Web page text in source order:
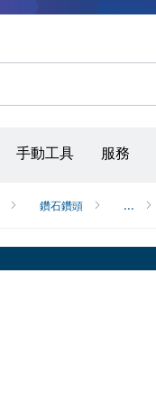
手動工具 服務
鑽石鑽頭 ...